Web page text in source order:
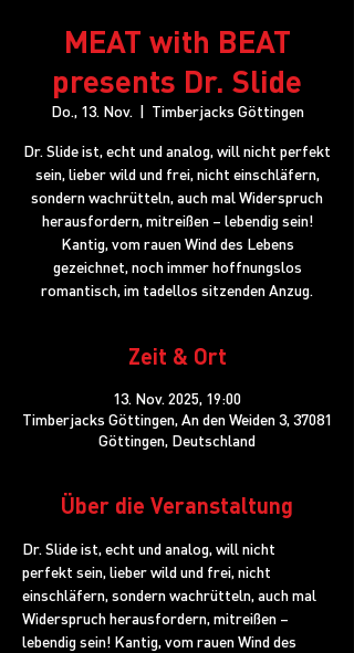
MEAT with BEAT
presents Dr. Slide
Do., 13. Nov.
  |
Timberjacks Göttingen
Dr. Slide ist, echt und analog, will nicht perfekt
sein, lieber wild und frei, nicht einschläfern,
sondern wachrütteln, auch mal Widerspruch
herausfordern, mitreißen – lebendig sein!
Kantig, vom rauen Wind des Lebens
gezeichnet, noch immer hoffnungslos
romantisch, im tadellos sitzenden Anzug.
Zeit & Ort
13. Nov. 2025, 19:00
Timberjacks Göttingen, An den Weiden 3, 37081
Göttingen, Deutschland
Über die Veranstaltung
Dr. Slide ist, echt und analog, will nicht
perfekt sein, lieber wild und frei, nicht
einschläfern, sondern wachrütteln, auch mal
Widerspruch herausfordern, mitreißen –
lebendig sein! Kantig, vom rauen Wind des